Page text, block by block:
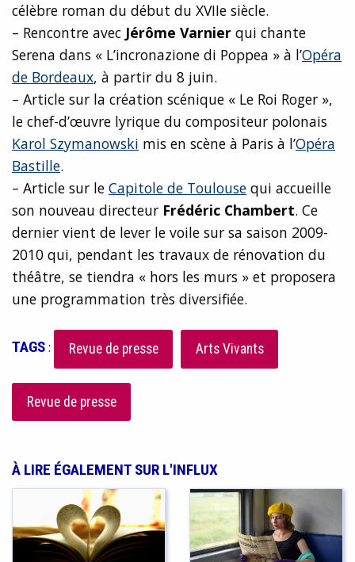
célèbre roman du début du XVIIe siècle.
– Rencontre avec Jérôme Varnier qui chante
Serena dans « L’incronazione di Poppea » à l’Opéra
de Bordeaux, à partir du 8 juin.
– Article sur la création scénique « Le Roi Roger »,
le chef-d’œuvre lyrique du compositeur polonais
Karol Szymanowski mis en scène à Paris à l’Opéra
Bastille.
– Article sur le Capitole de Toulouse qui accueille
son nouveau directeur Frédéric Chambert. Ce
dernier vient de lever le voile sur sa saison 2009-
2010 qui, pendant les travaux de rénovation du
théâtre, se tiendra « hors les murs » et proposera
une programmation très diversifiée.
TAGS: Revue de presse Arts Vivants
Revue de presse
À LIRE ÉGALEMENT SUR L'INFLUX